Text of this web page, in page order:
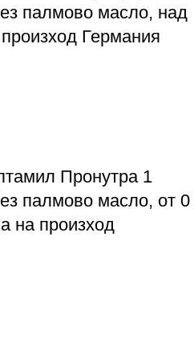
палмово масло, над
Германия
Пронутра 1
палмово масло, от 0
на произход